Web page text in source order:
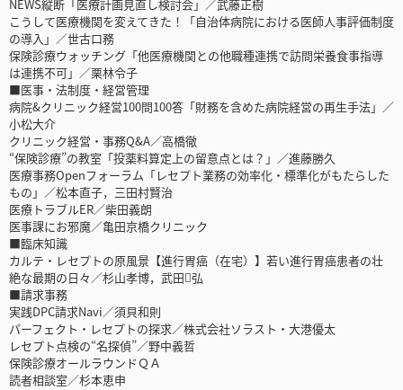
NEWS縦断「医療計画見直し検討会」／武藤正樹
こうして医療機関を変えてきた！「自治体病院における医師人事評価制度
の導入」／世古口務
保険診療ウォッチング「他医療機関との他職種連携で訪問栄養食事指導
は連携不可」／栗林令子
■医事・法制度・経営管理
病院&クリニック経営100問100答「財務を含めた病院経営の再生手法」／
小松大介
クリニック経営・事務Q&A／高橋徹
“保険診療”の教室「投薬料算定上の留意点とは？」／進藤勝久
医療事務Openフォーラム「レセプト業務の効率化・標準化がもたらした
もの」／松本直子，三田村賢治
医療トラブルER／柴田義朗
医事課にお邪魔／亀田京橋クリニック
■臨床知識
カルテ・レセプトの原風景【進行胃癌（在宅）】若い進行胃癌患者の壮
絶な最期の日々／杉山孝博，武田弘
■請求事務
実践DPC請求Navi／須貝和則
パーフェクト・レセプトの探求／株式会社ソラスト・大港優太
レセプト点検の“名探偵”／野中義哲
保険診療オールラウンドＱＡ
読者相談室／杉本恵申